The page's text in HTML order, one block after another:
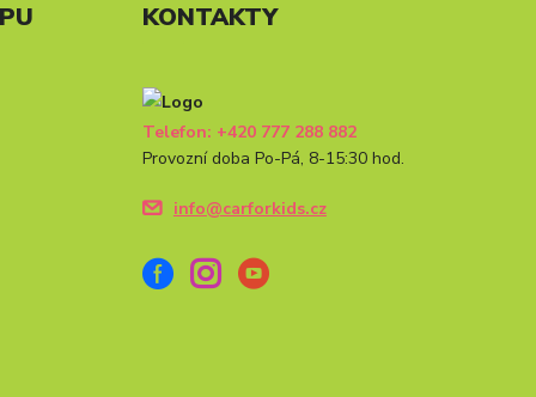
KONTAKTY
Telefon: +420 777 288 882
Provozní doba Po-Pá, 8-15:30 hod.
info@carforkids.cz